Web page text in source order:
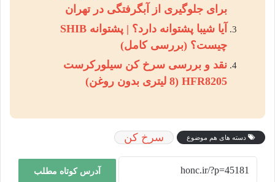
برای جلوگیری از آبگرفتگی در تهران
آیا شیبا پشتوانه دارد؟ | پشتوانه SHIB
چیست؟ (بررسی کامل)
نقد و بررسی سرخ کن سیلورکرست
HFR8205 (8 لیتری بدون روغن)
دسته های هم موضوع سرخ کن
آدرس کوتاه مطلب